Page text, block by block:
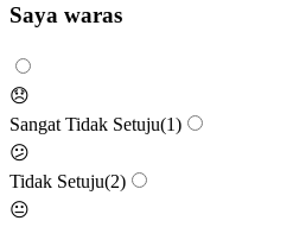
Saya waras
😞
Sangat Tidak Setuju(1)
😕
Tidak Setuju(2)
😐